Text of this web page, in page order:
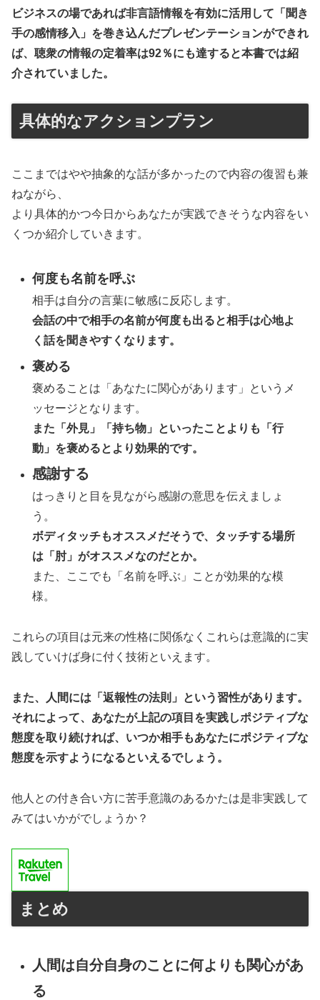
ビジネスの場であれば非言語情報を有効に活用して「聞き
手の感情移入」を巻き込んだプレゼンテーションができれ
ば、聴衆の情報の定着率は92％にも達すると本書では紹
介されていました。
具体的なアクションプラン
ここまではやや抽象的な話が多かったので内容の復習も兼
ねながら、
より具体的かつ今日からあなたが実践できそうな内容をい
くつか紹介していきます。
何度も名前を呼ぶ
相手は自分の言葉に敏感に反応します。
会話の中で相手の名前が何度も出ると相手は心地よ
く話を聞きやすくなります。
褒める
褒めることは「あなたに関心があります」というメ
ッセージとなります。
また「外見」「持ち物」といったことよりも「行
動」を褒めるとより効果的です。
感謝する
はっきりと目を見ながら感謝の意思を伝えましょ
う。
ボディタッチもオススメだそうで、タッチする場所
は「肘」がオススメなのだとか。
また、ここでも「名前を呼ぶ」ことが効果的な模
様。
これらの項目は元来の性格に関係なくこれらは意識的に実
践していけば身に付く技術といえます。
また、人間には「返報性の法則」という習性があります。
それによって、あなたが上記の項目を実践しポジティブな
態度を取り続ければ、いつか相手もあなたにポジティブな
態度を示すようになるといえるでしょう。
他人との付き合い方に苦手意識のあるかたは是非実践して
みてはいかがでしょうか？
まとめ
人間は自分自身のことに何よりも関心があ
る